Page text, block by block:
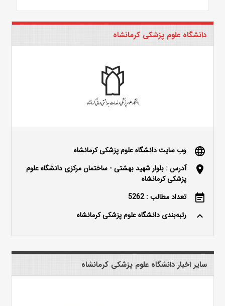
دانشگاه علوم پزشکی کرمانشاه
language وب سایت دانشگاه علوم پزشکی کرمانشاه
location_on
آدرس : بلوار شهید بهشتی - ساختمان مرکزی دانشگاه علوم
پزشکی کرمانشاه
event_note تعداد مطالب : 5262
keyboard_arrow_up رتبه‌بندی دانشگاه علوم پزشکی کرمانشاه
سایر اخبار دانشگاه علوم پزشکی کرمانشاه